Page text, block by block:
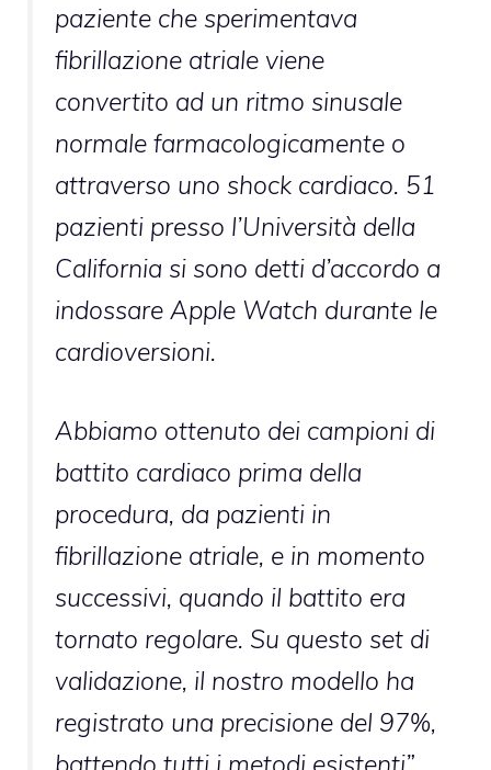
paziente che sperimentava
fibrillazione atriale viene
convertito ad un ritmo sinusale
normale farmacologicamente o
attraverso uno shock cardiaco. 51
pazienti presso l’Università della
California si sono detti d’accordo a
indossare Apple Watch durante le
cardioversioni.
Abbiamo ottenuto dei campioni di
battito cardiaco prima della
procedura, da pazienti in
fibrillazione atriale, e in momento
successivi, quando il battito era
tornato regolare. Su questo set di
validazione, il nostro modello ha
registrato una precisione del 97%,